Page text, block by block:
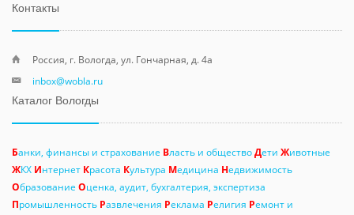
Контакты
Россия, г. Вологда, ул. Гончарная, д. 4а
inbox@wobla.ru
Каталог Вологды
Банки, финансы и страхование Власть и обществоДети Животные
ЖКХ Интернет Красота Культура Медицина Недвижимость
Образование Оценка, аудит, бухгалтерия, экспертиза
Промышленность Развлечения Реклама Религия Ремонт и